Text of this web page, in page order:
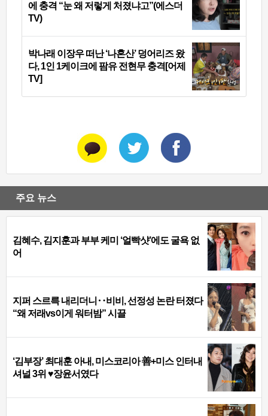
에 충격 “눈 왜 저렇게 처졌냐고”(에스더
TV)
박나래 이장우 떠난 ‘나혼산’ 덩어리즈 왔
다, 1인 1케이크에 팜유 전현무 충격[어제
TV]
주요 뉴스
김혜수, 김지훈과 부부 케미 ‘얼빡샷’에도 굴욕 없
어
지퍼 스르륵 내리더니‥비비, 선정성 논란 터졌다
“왜 저래vs이게 워터밤” 시끌
‘김부장’ 최대훈 아내, 미스코리아 善+미스 인터내
셔널 3위 ♥장윤서였다